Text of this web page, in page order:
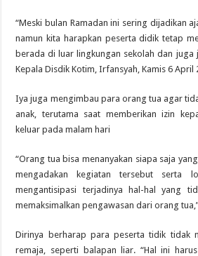
“Meski bulan Ramadan ini sering dijadikan
namun kita harapkan peserta didik tetap
berada di luar lingkungan sekolah dan juga
Kepala Disdik Kotim, Irfansyah, Kamis 6 April
Iya juga mengimbau para orang tua agar
anak, terutama saat memberikan izin
keluar pada malam hari
“Orang tua bisa menanyakan siapa saja
mengadakan kegiatan tersebut serta
mengantisipasi terjadinya hal-hal yang
memaksimalkan pengawasan dari orang
Dirinya berharap para peserta tidik tidak
remaja, seperti balapan liar. “Hal ini